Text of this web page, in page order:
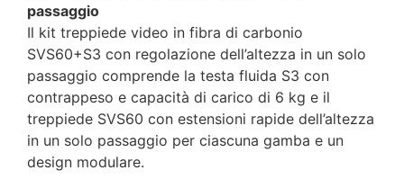
passaggio
Il kit treppiede video in fibra di carbonio
SVS60+S3 con regolazione dell’altezza in un solo
passaggio comprende la testa fluida S3 con
contrappeso e capacità di carico di 6 kg e il
treppiede SVS60 con estensioni rapide dell’altezza
in un solo passaggio per ciascuna gamba e un
design modulare.